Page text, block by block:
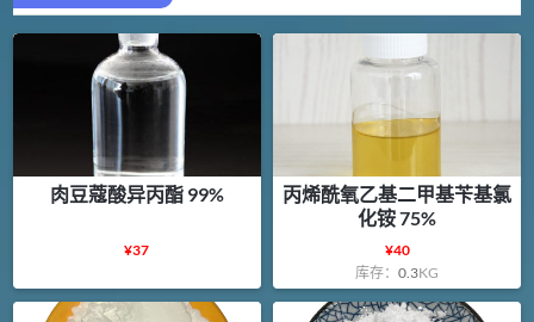
肉豆蔻酸异丙酯 99%
¥37
丙烯酰氧乙基二甲基苄基氯
化铵 75%
¥40
库存：0.3KG